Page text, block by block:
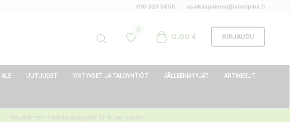
010 323 5858 asiakaspalvelu@siistipiha.fi
0
0,00 € KIRJAUDU
ALE UUTUUDET YRITYKSET JA TALOYHTIÖT JÄLLEENMYYJÄT ARTIKKELIT
Reunakiven madalluskappale 12-8 cm, vasen